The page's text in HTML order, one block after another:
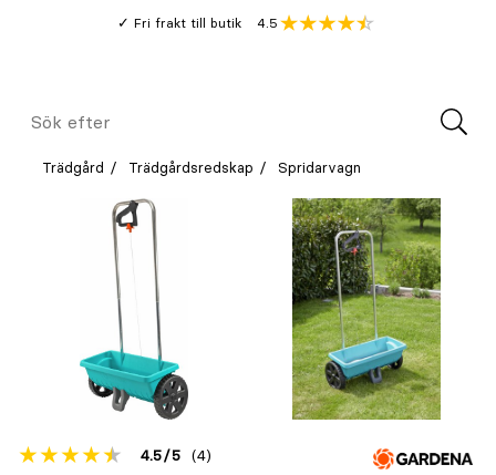
Fri frakt till butik
Genomsnitt
4.5
Meny
Sök
Trädgård Trädgårdsredskap Spridarvagn
Betyget
4.5 5 (4)